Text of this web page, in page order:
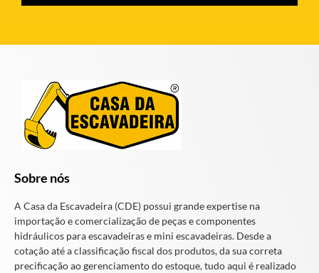
Sobre nós
A Casa da Escavadeira (CDE) possui grande expertise na
importação e comercialização de peças e componentes
hidráulicos para escavadeiras e mini escavadeiras. Desde a
cotação até a classificação fiscal dos produtos, da sua correta
precificação ao gerenciamento do estoque, tudo aqui é realizado